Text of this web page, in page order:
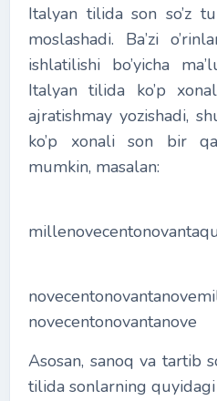
Italyan tilida son so’z
moslashadi. Ba’zi
ishlatilishi bo’yicha
Italyan tilida ko’p
ajratishmay yozishadi,
ko’p xonali son bir
mumkin, masalan:
novecentonovantanove
Asosan, sanoq va tartib
tilida sonlarning